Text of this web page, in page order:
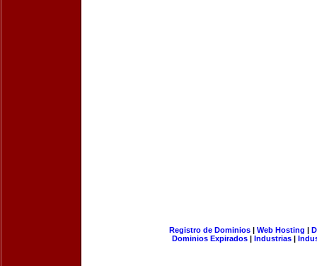
Registro de Dominios| Web Hosting |
Dominios Expirados | Industrias |